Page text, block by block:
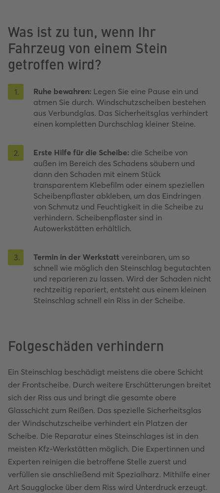
Was ist zu tun, wenn Ihr
Fahrzeug von einem Stein
getroffen wird?
1. Ruhe bewahren: Legen Sie eine Pause ein und
atmen Sie durch. Windschutzscheiben bestehen
aus Verbundglas. Das Sicherheitsglas verhindert
einen kompletten Durchschlag kleiner Steine.
2. Erste Hilfe für die Scheibe: die Scheibe von
außen im Bereich des Schadens säubern und
dann den Schaden mit einem Stück
transparentem Klebefilm oder einem speziellen
Scheibenpflaster abkleben, um das Eindringen
von Schmutz und Feuchtigkeit in die Scheibe zu
verhindern. Scheibenpflaster sind in
Autowerkstätten erhältlich.
3. Termin in der Werkstatt vereinbaren, um so
schnell wie möglich den Steinschlag begutachten
und reparieren zu lassen. Wird der Schaden nicht
rechtzeitig repariert, entsteht aus einem kleinen
Steinschlag schnell ein Riss in der Scheibe.
Folgeschäden verhindern
Ein Steinschlag beschädigt meistens die obere Schicht
der Frontscheibe. Durch weitere Erschütterungen breitet
sich der Riss aus und bringt die gesamte obere
Glasschicht zum Reißen. Das spezielle Sicherheitsglas
der Windschutzscheibe verhindert ein Platzen der
Scheibe. Die Reparatur eines Steinschlages ist in den
meisten Kfz-Werkstätten möglich. Die Expertinnen und
Experten reinigen die betroffene Stelle zuerst und
verfüllen sie anschließend mit Spezialharz. Mithilfe einer
Art Saugglocke über dem Riss wird Unterdruck erzeugt.